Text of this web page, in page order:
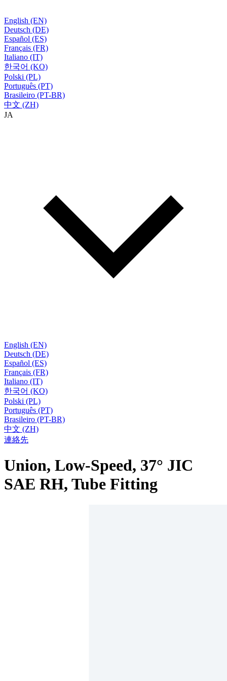
English (EN)
Deutsch (DE)
Español (ES)
Français (FR)
Italiano (IT)
한국어 (KO)
Polski (PL)
Português (PT)
Brasileiro (PT-BR)
中文 (ZH)
JA
English (EN)
Deutsch (DE)
Español (ES)
Français (FR)
Italiano (IT)
한국어 (KO)
Polski (PL)
Português (PT)
Brasileiro (PT-BR)
中文 (ZH)
連絡先
Union, Low-Speed, 37° JIC
SAE RH, Tube Fitting